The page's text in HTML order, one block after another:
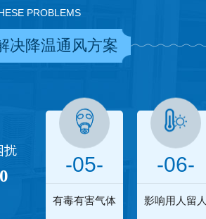
PROBLEMS
决降温通风方案
扰
-05-
有毒有害气体
-06-
影响用人留人